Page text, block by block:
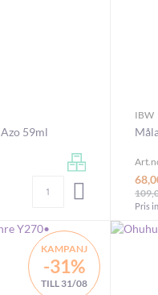
59ml
LÄGG I
IBW
Pris
KAMPANJ
-31%
TILL 31/08